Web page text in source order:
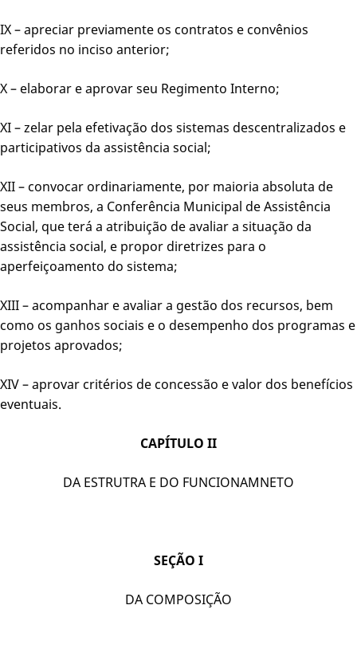
IX – apreciar previamente os contratos e convênios
referidos no inciso anterior;
X – elaborar e aprovar seu Regimento Interno;
XI – zelar pela efetivação dos sistemas descentralizados e
participativos da assistência social;
XII – convocar ordinariamente, por maioria absoluta de
seus membros, a Conferência Municipal de Assistência
Social, que terá a atribuição de avaliar a situação da
assistência social, e propor diretrizes para o
aperfeiçoamento do sistema;
XIII – acompanhar e avaliar a gestão dos recursos, bem
como os ganhos sociais e o desempenho dos programas e
projetos aprovados;
XIV – aprovar critérios de concessão e valor dos benefícios
eventuais.
CAPÍTULO II
DA ESTRUTRA E DO FUNCIONAMNETO
SEÇÃO I
DA COMPOSIÇÃO